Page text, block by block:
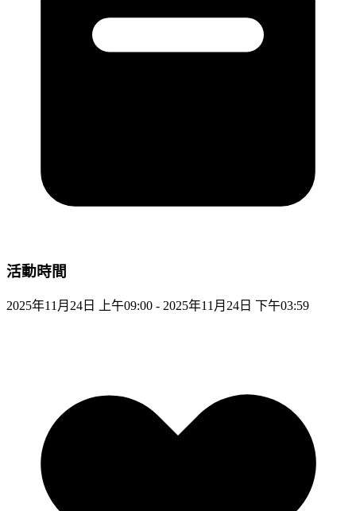
活動時間
2025年11月24日 上午09:00 - 2025年11月24日 下午03:59